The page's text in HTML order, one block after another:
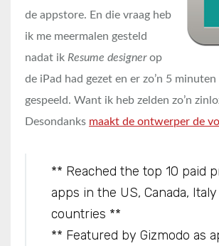
de appstore. En die vraag heb
ik me meermalen gesteld
nadat ik Resume designerop
de iPad had gezet en er zo’n 5 minuten
gespeeld. Want ik heb zelden zo’n
Desondanks maakt de ontwerper de
** Reached the top 10 paid
apps in the US, Canada,
countries **
** Featured by Gizmodo as